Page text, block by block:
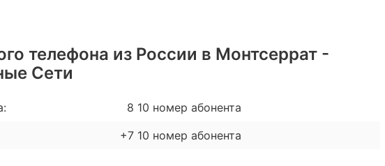
телефона из России в Монтсеррат -
Сети
8 10 номер абонента
+7 10 номер абонента